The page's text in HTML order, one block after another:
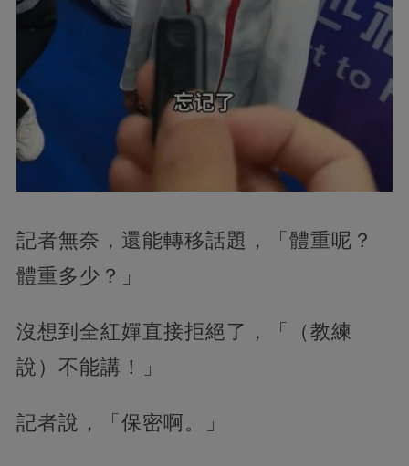
記者無奈，還能轉移話題，「體重呢？
體重多少？」
沒想到全紅嬋直接拒絕了，「（教練
說）不能講！」
記者說，「保密啊。」